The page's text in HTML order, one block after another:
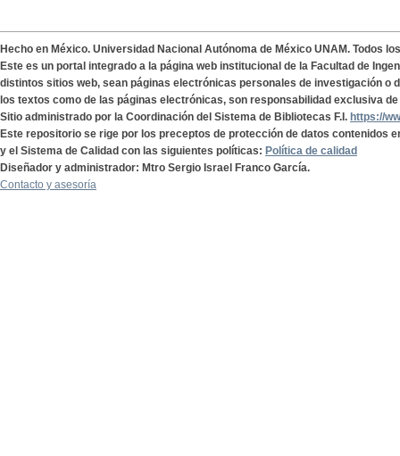
Hecho en México. Universidad Nacional Autónoma de México UNAM. Todos
Este es un portal integrado a la página web institucional de la Facultad de
distintos sitios web, sean páginas electrónicas personales de investigación o
los textos como de las páginas electrónicas, son responsabilidad exclusiva
Sitio administrado por la Coordinación del Sistema de Bibliotecas F.I. https://
Este repositorio se rige por los preceptos de protección de datos contenidos
y el Sistema de Calidad con las siguientes políticas: Política de calidad
Diseñador y administrador: Mtro Sergio Israel Franco García.
Contacto y asesoría